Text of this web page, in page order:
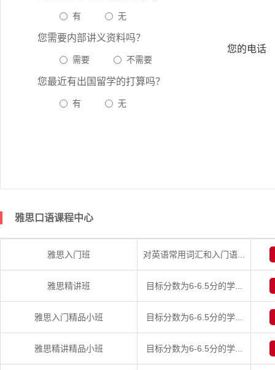
有 无
您需要内部讲义资料吗？
需要 不需要
您最近有出国留学的打算吗？
有 无
您的电话
雅思口语课程中心
雅思入门班 对英语常用词汇和入门语...
雅思精讲班 目标分数为6-6.5分的学...
雅思入门精品小班 目标分数为6-6.5分的学...
雅思精讲精品小班 目标分数为6-6.5分的学...